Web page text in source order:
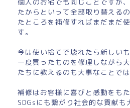
個人のお宅でも同じことですが
たからといって全部取り替える
たところを補修すればまだまだ
す。
今は使い捨てで壊れたら新しい
一度買ったものを修理しながら
たちに教えるのも大事なことで
補修はお客様に喜びと感動をも
SDGsにも繋がり社会的な貢献も